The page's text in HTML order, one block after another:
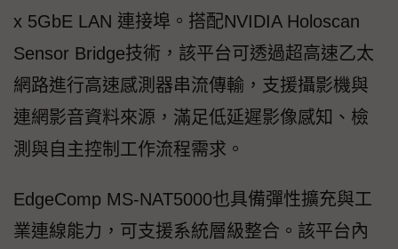
x 5GbE LAN 連接埠。搭配NVIDIA Holoscan
Sensor Bridge技術，該平台可透過超高速乙太
網路進行高速感測器串流傳輸，支援攝影機與
連網影音資料來源，滿足低延遲影像感知、檢
測與自主控制工作流程需求。
EdgeComp MS-NAT5000也具備彈性擴充與工
業連線能力，可支援系統層級整合。該平台內